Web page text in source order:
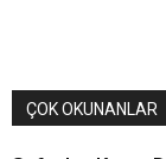
ÇOK OKUNANLAR